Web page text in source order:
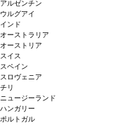
アルゼンチン
ウルグアイ
インド
オーストラリア
オーストリア
スイス
スペイン
スロヴェニア
チリ
ニュージーランド
ハンガリー
ポルトガル